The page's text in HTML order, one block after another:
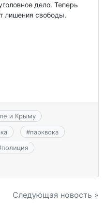
дело. Теперь
лишения свободы.
и Крыму
#парквока
полиция
Следующая новость »